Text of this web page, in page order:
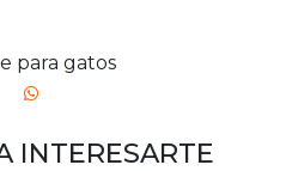
para gatos
INTERESARTE